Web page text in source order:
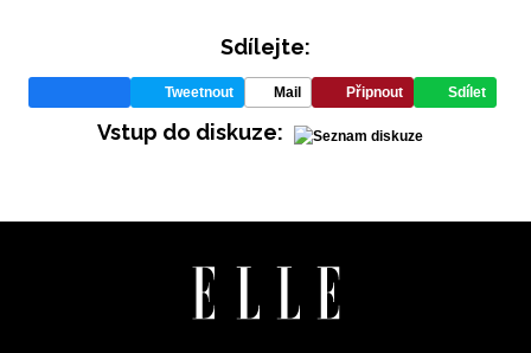
Sdílejte:
Tweetnout Mail Připnout Sdílet
Vstup do diskuze: